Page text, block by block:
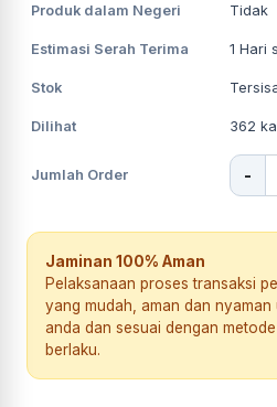
Produk dalam Negeri Tidak
Estimasi Serah Terima 1 Hari
Stok
Dilihat 362
Jumlah Order -
Jaminan 100% Aman
Pelaksanaan proses transaksi
yang mudah, aman dan
anda dan sesuai dengan
berlaku.